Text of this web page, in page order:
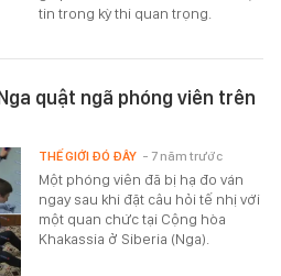
tin trong kỳ thi quan trọng.
quật ngã phóng viên trên
Một phóng viên đã bị hạ đo ván
ngay sau khi đặt câu hỏi tế nhị với
một quan chức tại Cộng hòa
Khakassia ở Siberia (Nga).
THẾ GIỚI ĐÓ ĐÂY - 7 năm trước